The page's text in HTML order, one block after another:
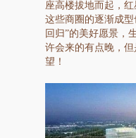
座高楼拔地而起，
这些商圈的逐渐成
回归”的美好愿景，
许会来的有点晚，
望！